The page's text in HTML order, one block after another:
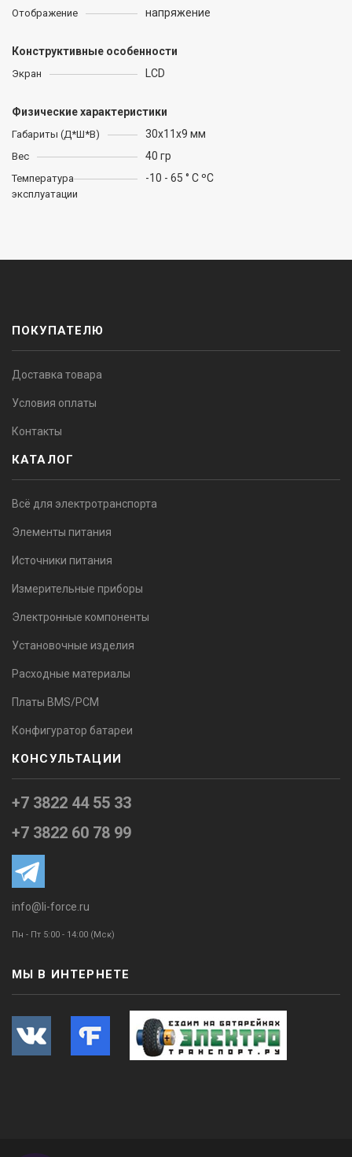
Отображение напряжение
Конструктивные особенности
Экран LCD
Физические характеристики
Габариты (Д*Ш*В) 30x11x9 мм
Вес 40 гр
Температура
эксплуатации
-10 - 65 ° C ºC
ПОКУПАТЕЛЮ
Доставка товара
Условия оплаты
Контакты
КАТАЛОГ
Всё для электротранспорта
Элементы питания
Источники питания
Измерительные приборы
Электронные компоненты
Установочные изделия
Расходные материалы
Платы BMS/PCM
Конфигуратор батареи
КОНСУЛЬТАЦИИ
+7 3822 44 55 33
+7 3822 60 78 99
info@li-force.ru
Пн - Пт 5:00 - 14:00 (Мск)
МЫ В ИНТЕРНЕТЕ